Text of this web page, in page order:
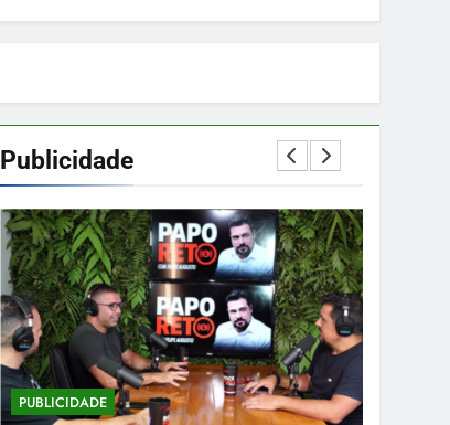
Publicidade
PUBLICIDADE